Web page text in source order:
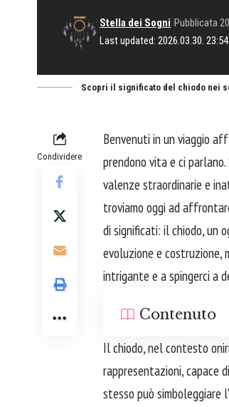
Last updated: 2026.03.30. 23:54
Stella dei Sogni Pubblicata
Scopri il significato del chiodo nei
Condividere
Benvenuti in un viaggio
prendono vita e ci
valenze straordinarie e
troviamo oggi ad
di significati: il chiodo, un
evoluzione e costruzione,
intrigante e a spingerci a
Contenuto
Il chiodo, nel contesto
rappresentazioni, capace
stesso può